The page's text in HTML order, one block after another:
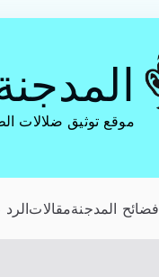
موقع توثيق ضلالات
فضائح المدجنةمقالات